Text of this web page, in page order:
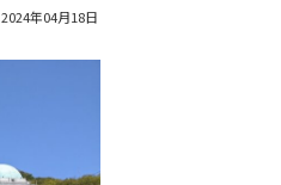
2024年04月18日